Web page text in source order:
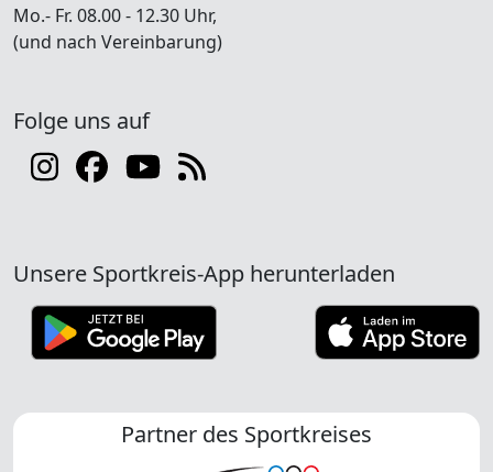
Mo.- Fr. 08.00 - 12.30 Uhr,
(und nach Vereinbarung)
Folge uns auf
Unsere Sportkreis-App herunterladen
Partner des Sportkreises